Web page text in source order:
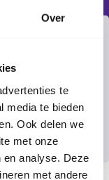
Over
te
media te bieden
Ook delen we
met onze
analyse. Deze
met andere